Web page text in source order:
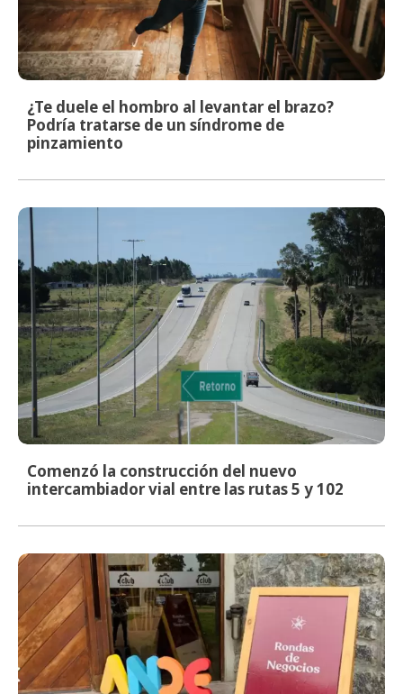
¿Te duele el hombro al levantar el brazo?
Podría tratarse de un síndrome de
pinzamiento
Comenzó la construcción del nuevo
intercambiador vial entre las rutas 5 y 102